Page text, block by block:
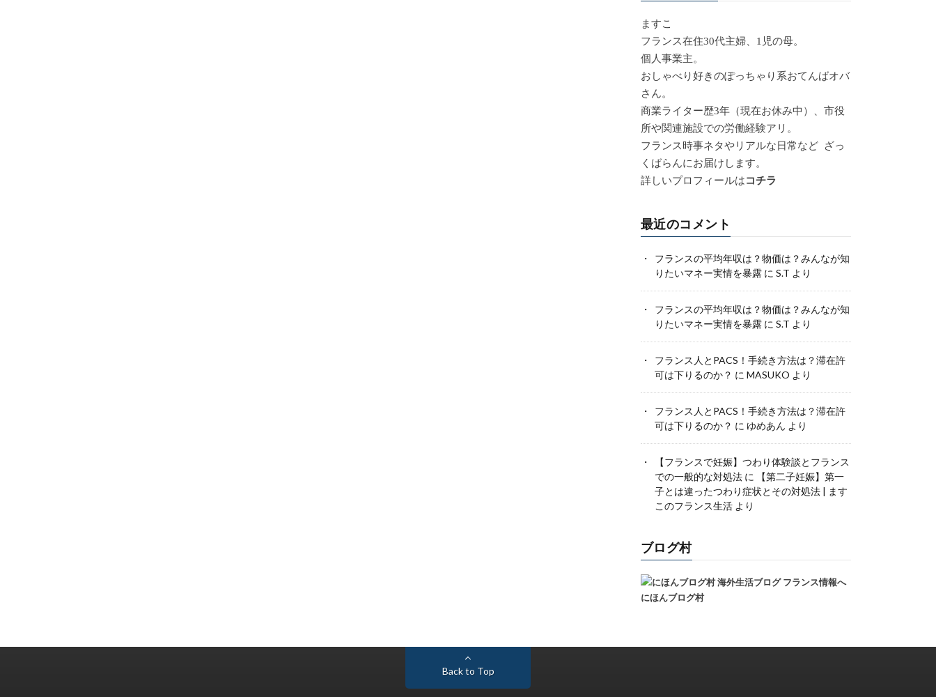
ますこ
フランス在住30代主婦、1児の母。
個人事業主。
おしゃべり好きのぽっちゃり系おてんばオバ
さん。
商業ライター歴3年（現在お休み中）、市役
所や関連施設での労働経験アリ。
フランス時事ネタやリアルな日常など ざっ
くばらんにお届けします。
詳しいプロフィールはコチラ
最近のコメント
フランスの平均年収は？物価は？みんなが知
りたいマネー実情を暴露に S.T より
フランスの平均年収は？物価は？みんなが知
りたいマネー実情を暴露に S.T より
フランス人とPACS！手続き方法は？滞在許
可は下りるのか？ に MASUKO より
フランス人とPACS！手続き方法は？滞在許
可は下りるのか？ に ゆめあん より
【フランスで妊娠】つわり体験談とフランス
での一般的な対処法に
【第二子妊娠】第一
子とは違ったつわり症状とその対処法 | ます
このフランス生活より
ブログ村
にほんブログ村
Back to Top